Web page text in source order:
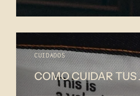
CUIDADOS
COMO CUIDAR TUS